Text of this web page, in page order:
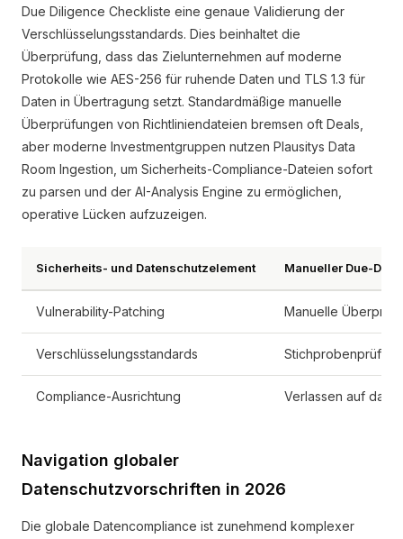
Due Diligence Checkliste eine genaue Validierung der
Verschlüsselungsstandards. Dies beinhaltet die
Überprüfung, dass das Zielunternehmen auf moderne
Protokolle wie AES-256 für ruhende Daten und TLS 1.3 für
Daten in Übertragung setzt. Standardmäßige manuelle
Überprüfungen von Richtliniendateien bremsen oft Deals,
aber moderne Investmentgruppen nutzen Plausitys Data
Room Ingestion, um Sicherheits-Compliance-Dateien sofort
zu parsen und der AI-Analysis Engine zu ermöglichen,
operative Lücken aufzuzeigen.
Sicherheits- und Datenschutzelement Manueller Due-
Vulnerability-Patching Manuelle
Verschlüsselungsstandards
Compliance-Ausrichtung Verlassen auf das
Navigation globaler
Datenschutzvorschriften in 2026
Die globale Datencompliance ist zunehmend komplexer